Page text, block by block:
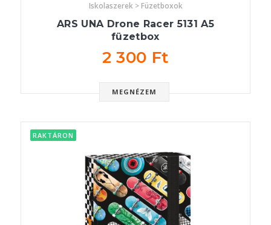
Iskolaszerek > Füzetboxok
ARS UNA Drone Racer 5131 A5
füzetbox
2 300 Ft
MEGNÉZEM
RAKTÁRON